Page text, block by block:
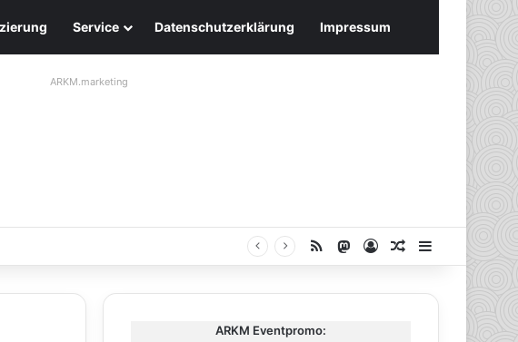
Service Datenschutzerklärung Impressum
ARKM.marketing
RSS Mastodon
AnmeldenZufälliger
ARKM Eventpromo: